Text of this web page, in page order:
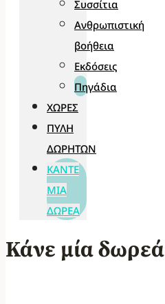
Συσσίτια
Ανθρωπιστική
βοήθεια
Εκδόσεις
Πηγάδια
ΧΏΡΕΣ
ΠΎΛΗ
ΔΩΡΗΤΏΝ
ΚΆΝΤΕ
ΜΊΑ
ΔΩΡΕΆ
Κάνε μία δωρεά